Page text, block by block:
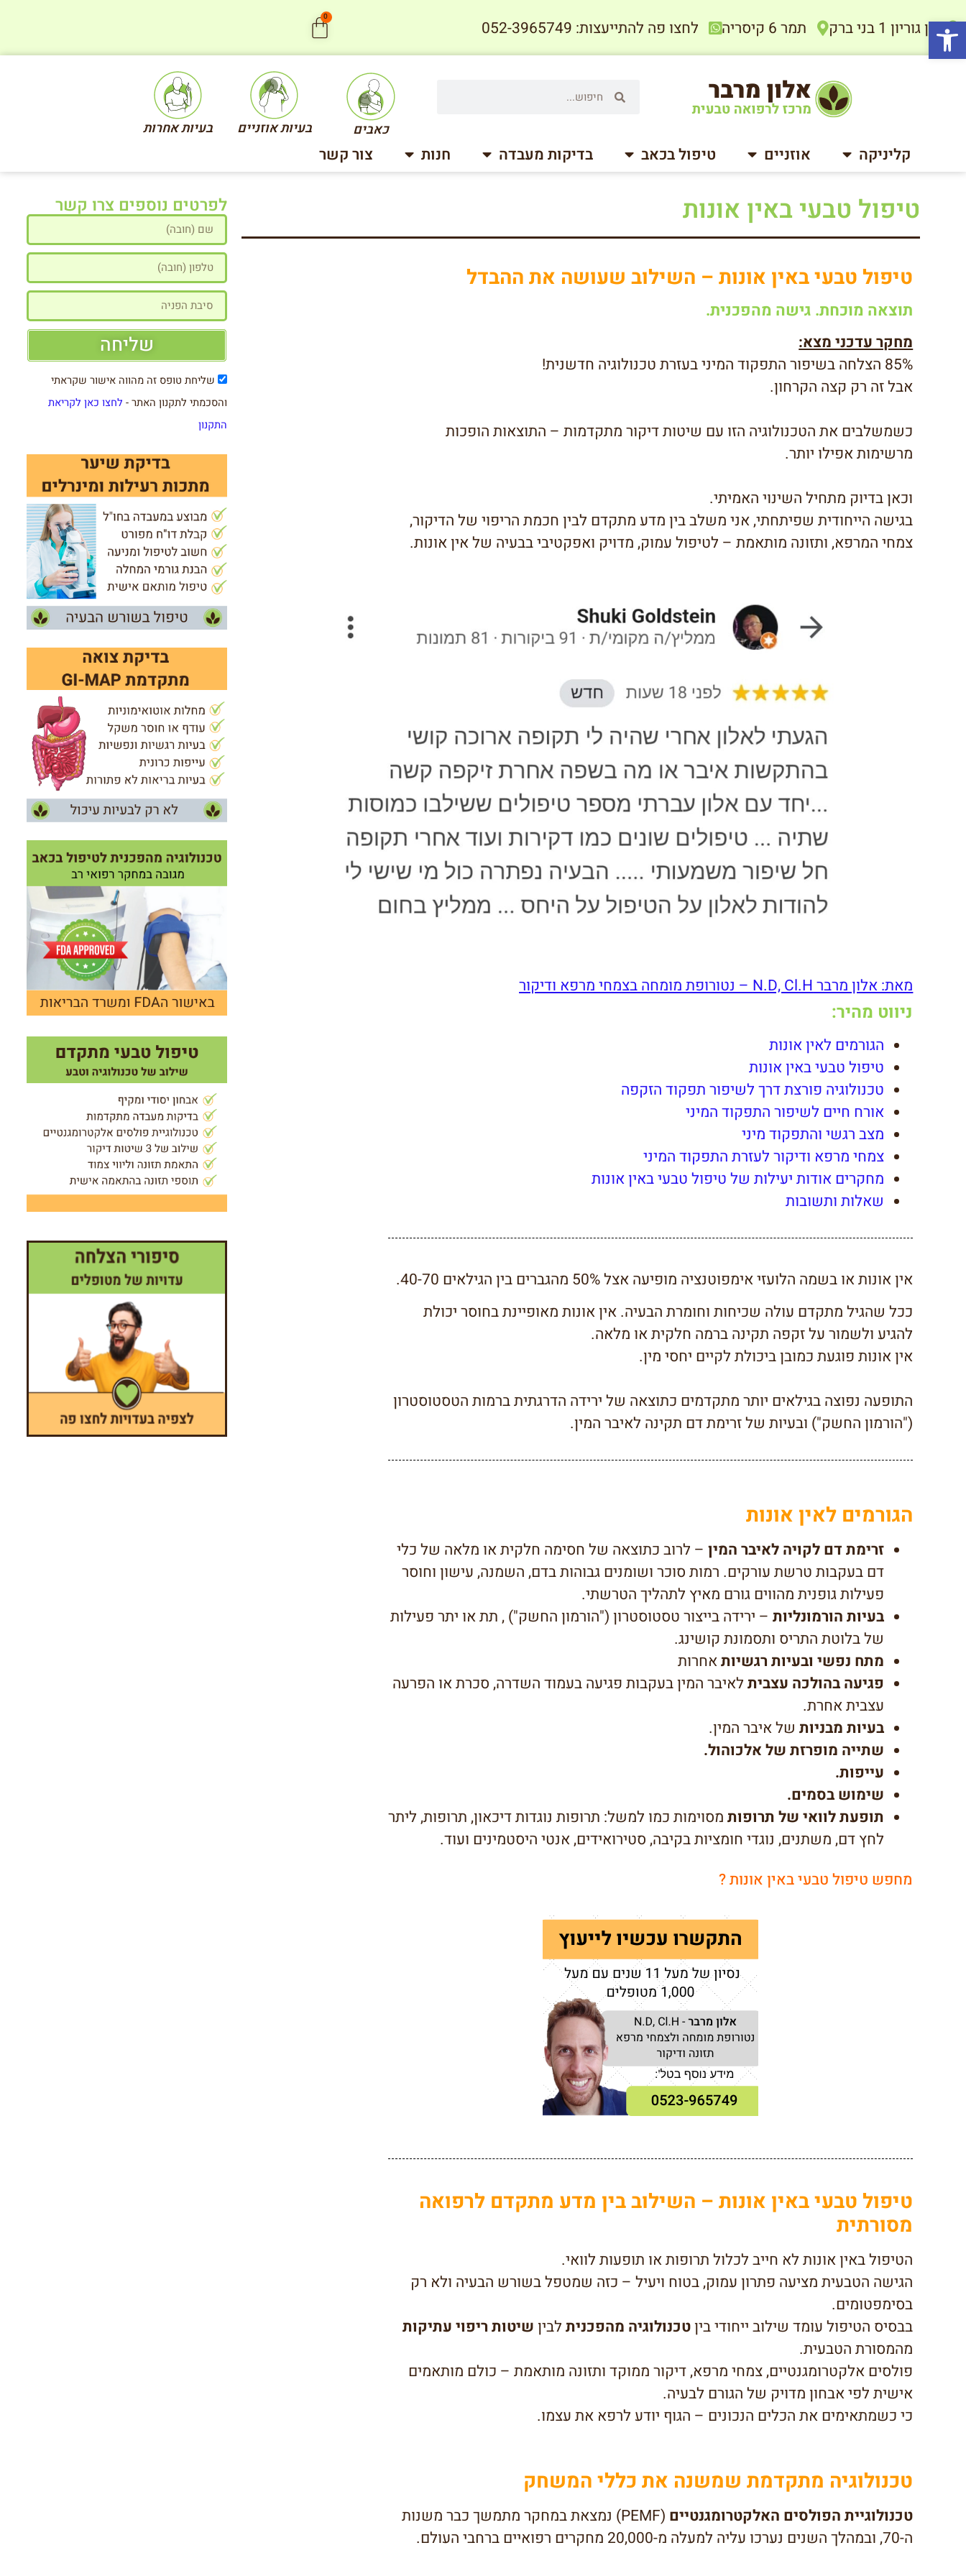
פתח סרגל נגישות
בן גוריון 1 בני ברק תמר 6 קיסריה לחצו פה להתייעצות: 052-3965749
0
כאבים בעיות אוזניים בעיות אחרות
קליניקה אוזניים טיפול בכאב בדיקות מעבדה חנות צור קשר
טיפול טבעי באין אונות
טיפול טבעי באין אונות – השילוב שעושה את ההבדל
תוצאה מוכחת. גישה מהפכנית.
מחקר עדכני מצא:
85% הצלחה בשיפור התפקוד המיני בעזרת טכנולוגיה חדשנית!
אבל זה רק קצה הקרחון.
כשמשלבים את הטכנולוגיה הזו עם שיטות דיקור מתקדמות – התוצאות הופכות
מרשימות אפילו יותר.
וכאן בדיוק מתחיל השינוי האמיתי.
בגישה הייחודית שפיתחתי, אני משלב בין מדע מתקדם לבין חכמת הריפוי של הדיקור,
צמחי המרפא, ותזונה מותאמת – לטיפול עמוק, מדויק ואפקטיבי בבעיה של אין אונות.
מאת: אלון מרבר N.D, Cl.H – נטורופת מומחה בצמחי מרפא ודיקור
ניווט מהיר:
הגורמים לאין אונות
טיפול טבעי באין אונות
טכנולוגיה פורצת דרך לשיפור תפקוד הזקפה
אורח חיים לשיפור התפקוד המיני
מצב רגשי והתפקוד מיני
צמחי מרפא ודיקור לעזרת התפקוד המיני
מחקרים אודות יעילות של טיפול טבעי באין אונות
שאלות ותשובות
אין אונות או בשמה הלועזי אימפוטנציה מופיעה אצל 50% מהגברים בין הגילאים 40-70.
ככל שהגיל מתקדם עולה שכיחות וחומרת הבעיה. אין אונות מאופיינת בחוסר יכולת
להגיע ולשמור על זקפה תקינה ברמה חלקית או מלאה.
אין אונות פוגעת כמובן ביכולת לקיים יחסי מין.
התופעה נפוצה בגילאים יותר מתקדמים כתוצאה של ירידה הדרגתית ברמות הטסטוסטרון
("הורמון החשק") ובעיות של זרימת דם תקינה לאיבר המין.
הגורמים לאין אונות
זרימת דם לקויה לאיבר המין– לרוב כתוצאה של חסימה חלקית או מלאה של כלי
דם בעקבות טרשת עורקים. רמות סוכר ושומנים גבוהות בדם, השמנה, עישון וחוסר
פעילות גופנית מהווים גורם מאיץ לתהליך הטרשתי.
בעיות הורמונליות– ירידה בייצור טסטוסטרון ("הורמון החשק") , תת או יתר פעילות
של בלוטת התריס ותסמונת קושינג.
מתח נפשי ובעיות רגשיותאחרות
פגיעה בהולכה עצביתלאיבר המין בעקבות פגיעה בעמוד השדרה, סכרת או הפרעה
עצבית אחרת.
בעיות מבניותשל איבר המין.
שתייה מופרזת של אלכוהול.
עייפות.
שימוש בסמים.
תופעת לוואי של תרופותמסוימות כמו למשל: תרופות נוגדות דיכאון, תרופות, ליתר
לחץ דם, משתנים, נוגדי חומציות בקיבה, סטירואידים, אנטי היסטמינים ועוד.
מחפש טיפול טבעי באין אונות ?
טיפול טבעי באין אונות – השילוב בין מדע מתקדם לרפואה
מסורתית
הטיפול באין אונות לא חייב לכלול תרופות או תופעות לוואי.
הגישה הטבעית מציעה פתרון עמוק, בטוח ויעיל – כזה שמטפל בשורש הבעיה ולא רק
בסימפטומים.
בבסיס הטיפול עומד שילוב ייחודי ביןטכנולוגיה מהפכניתלביןשיטות ריפוי עתיקות
מהמסורת הטבעית.
פולסים אלקטרומגנטיים, צמחי מרפא, דיקור ממוקד ותזונה מותאמת – כולם מותאמים
אישית לפי אבחון מדויק של הגורם לבעיה.
כי כשמתאימים את הכלים הנכונים – הגוף יודע לרפא את עצמו.
טכנולוגיה מתקדמת שמשנה את כללי המשחק
טכנולוגיית הפולסים האלקטרומגנטיים
(PEMF) נמצאת במחקר מתמשך כבר משנות
ה-70, ובמהלך השנים נערכו עליה למעלה מ-20,000 מחקרים רפואיים ברחבי העולם.
לפרטים נוספים צרו קשר
שליחת טופס זה מהווה אישור שקראתי
והסכמתי לתקנון האתר - לחצו כאן לקריאת
התקנון
שליחה